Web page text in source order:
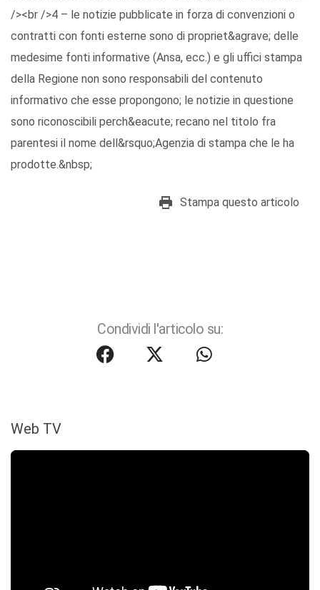
/><br />4 – le notizie pubblicate in forza di convenzioni o
contratti con fonti esterne sono di propriet&agrave; delle
medesime fonti informative (Ansa, ecc.) e gli uffici stampa
della Regione non sono responsabili del contenuto
informativo che esse propongono; le notizie in questione
sono riconoscibili perch&eacute; recano nel titolo fra
parentesi il nome dell&rsquo;Agenzia di stampa che le ha
prodotte.&nbsp;
Stampa questo articolo
Condividi l'articolo su:
Web TV